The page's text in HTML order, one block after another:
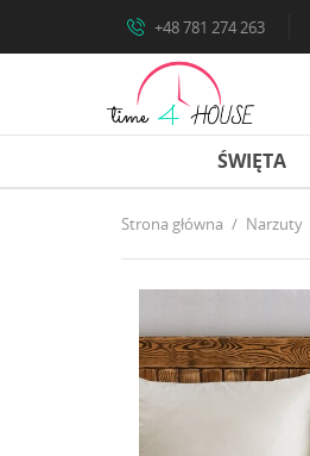
+48 781 274 263
ŚWIĘTA
Strona główna Narzuty